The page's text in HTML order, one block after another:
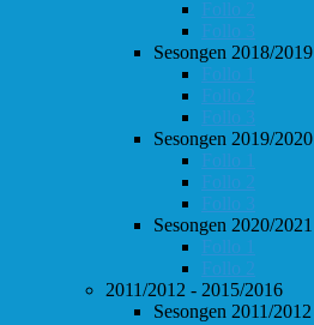
Follo 2
Follo 3
Sesongen 2018/2019
Follo 1
Follo 2
Follo 3
Sesongen 2019/2020
Follo 1
Follo 2
Follo 3
Sesongen 2020/2021
Follo 1
Follo 2
2011/2012 - 2015/2016
Sesongen 2011/2012